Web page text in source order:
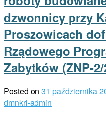
dzwonnicy przy
Proszowicach
Rządowego
Zabytków (ZNP-
Posted on 31 października
dmnkrl-admin